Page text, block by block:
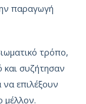
παραγωγή
τρόπο,
και συζήτησαν
επιλέξουν
μέλλον.